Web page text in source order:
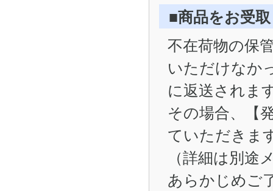
■商品をお受
不在荷物の保
いただけなか
に返送されま
その場合、【
ていただきま
（詳細は別
あらかじめご